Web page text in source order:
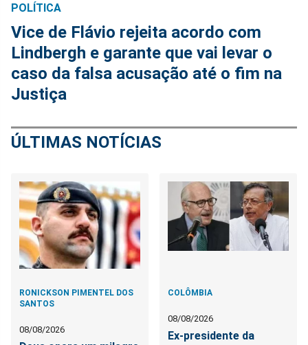
POLÍTICA
Vice de Flávio rejeita acordo com
Lindbergh e garante que vai levar o
caso da falsa acusação até o fim na
Justiça
ÚLTIMAS NOTÍCIAS
RONICKSON PIMENTEL DOS
SANTOS
08/08/2026
COLÔMBIA
08/08/2026
Ex-presidente da